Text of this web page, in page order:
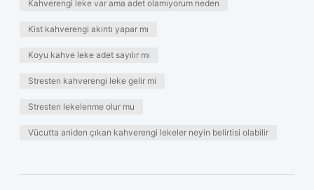
Kahverengi leke var ama adet olamıyorum neden
Kist kahverengi akıntı yapar mı
Koyu kahve leke adet sayılır mı
Stresten kahverengi leke gelir mi
Stresten lekelenme olur mu
Vücutta aniden çıkan kahverengi lekeler neyin belirtisi olabilir